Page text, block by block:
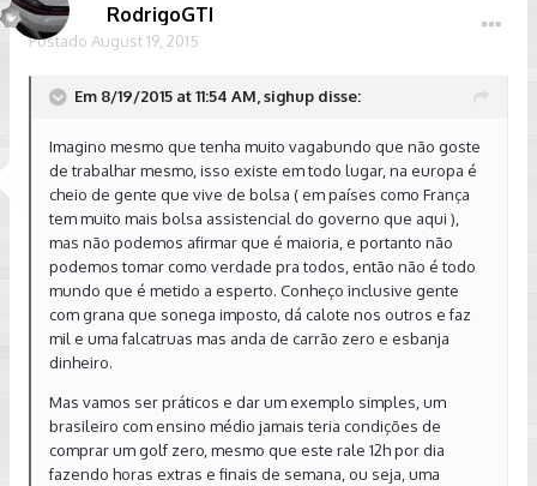
RodrigoGTI
Postado August 19, 2015
Em 8/19/2015 at 11:54 AM, sighup disse:
Imagino mesmo que tenha muito vagabundo que não goste
de trabalhar mesmo, isso existe em todo lugar, na europa é
cheio de gente que vive de bolsa ( em países como França
tem muito mais bolsa assistencial do governo que aqui ),
mas não podemos afirmar que é maioria, e portanto não
podemos tomar como verdade pra todos, então não é todo
mundo que é metido a esperto. Conheço inclusive gente
com grana que sonega imposto, dá calote nos outros e faz
mil e uma falcatruas mas anda de carrão zero e esbanja
dinheiro.
Mas vamos ser práticos e dar um exemplo simples, um
brasileiro com ensino médio jamais teria condições de
comprar um golf zero, mesmo que este rale 12h por dia
fazendo horas extras e finais de semana, ou seja, uma